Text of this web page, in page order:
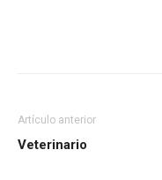
Artículo anterior
Veterinario